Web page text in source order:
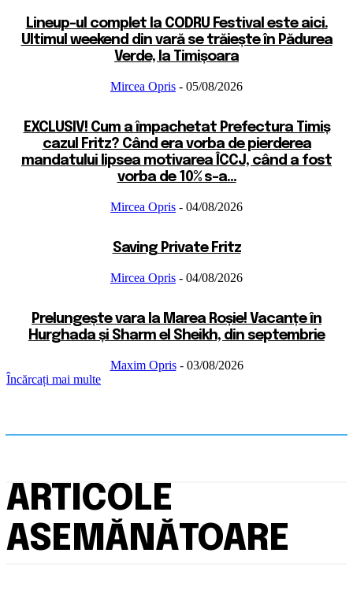
Lineup-ul complet la CODRU Festival este aici.
Ultimul weekend din vară se trăiește în Pădurea
Verde, la Timișoara
Mircea Opris - 05/08/2026
EXCLUSIV! Cum a împachetat Prefectura Timiș
cazul Fritz? Când era vorba de pierderea
mandatului lipsea motivarea ÎCCJ, când a fost
vorba de 10% s-a...
Mircea Opris - 04/08/2026
Saving Private Fritz
Mircea Opris - 04/08/2026
Prelungește vara la Marea Roșie! Vacanțe în
Hurghada și Sharm el Sheikh, din septembrie
Maxim Opris - 03/08/2026
Încărcați mai multe
ARTICOLE
ASEMĂNĂTOARE